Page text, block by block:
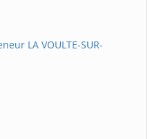
LA VOULTE-SUR-